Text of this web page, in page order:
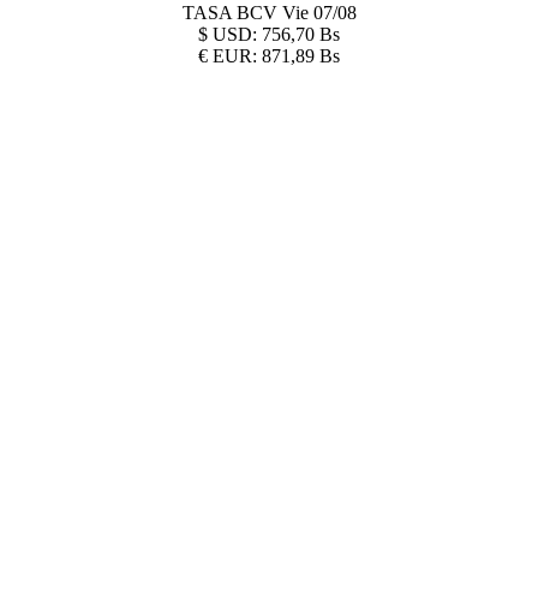
TASA BCV Vie 07/08
$ USD: 756,70 Bs
€ EUR: 871,89 Bs